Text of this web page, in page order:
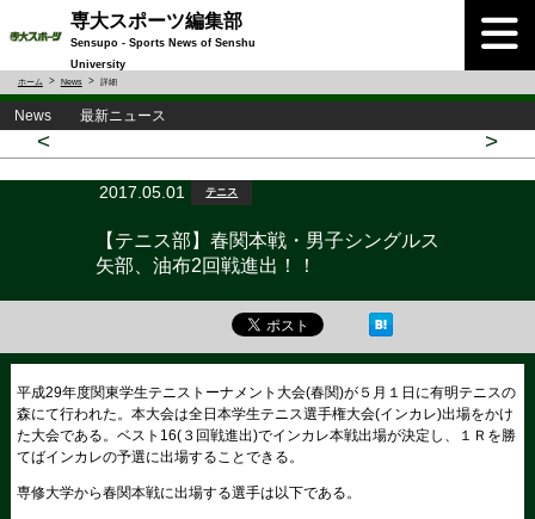
専大スポーツ編集部
Sensupo - Sports News of Senshu
University
ホーム News 詳細
News 最新ニュース
< >
2017.05.01 テニス
【テニス部】春関本戦・男子シングルス
矢部、油布2回戦進出！！
平成29年度関東学生テニストーナメント大会(春関)が５月１日に有明テニスの
森にて行われた。本大会は全日本学生テニス選手権大会(インカレ)出場をかけ
た大会である。ベスト16(３回戦進出)でインカレ本戦出場が決定し、１Ｒを勝
てばインカレの予選に出場することできる。
専修大学から春関本戦に出場する選手は以下である。